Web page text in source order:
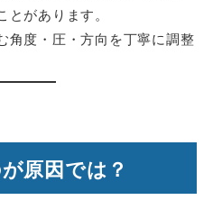
があります。
角度・圧・方向を丁寧に調整
原因では？